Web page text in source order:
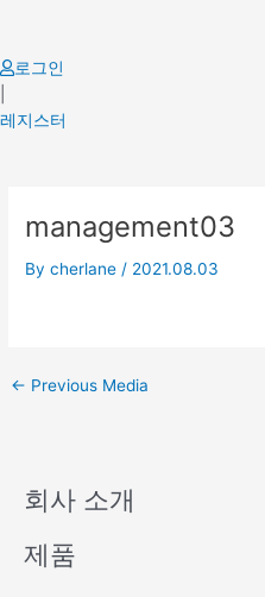
content
로그인
레지스터
management03
Bycherlane / 2021.08.03
navigation
← Previous Media
회사 소개
제품